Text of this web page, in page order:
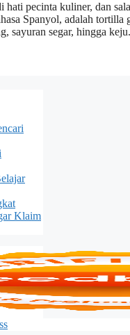
pecinta kuliner, dan
Spanyol, adalah
sayuran segar, hingga
Klaim